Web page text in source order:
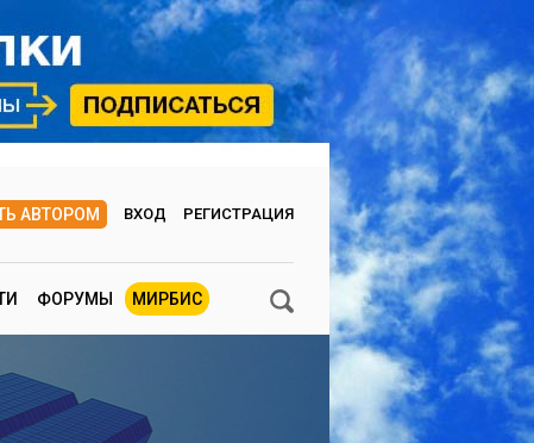
АВТОРОМ ВХОД РЕГИСТРАЦИЯ
ФОРУМЫ МИРБИС